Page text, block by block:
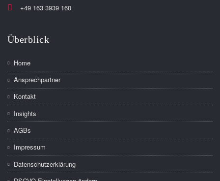
+49 163 3939 160
Home
Ansprechpartner
Kontakt
Insights
AGBs
Impressum
Datenschutzerklärung